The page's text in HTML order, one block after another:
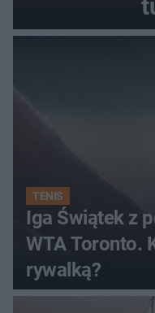
TENIS
Iga Świątek z
WTA Toronto.
rywalką?